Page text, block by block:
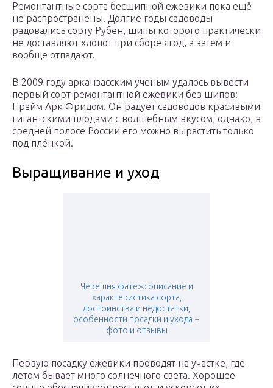
Ремонтантные сорта бесшипной ежевики пока ещё
не распространены. Долгие годы садоводы
радовались сорту Рубен, шипы которого практически
не доставляют хлопот при сборе ягод, а затем и
вообще отпадают.
В 2009 году арканзасским ученым удалось вывести
первый сорт ремонтантной ежевики без шипов:
Прайм Арк Фридом. Он радует садоводов красивыми
гигантскими плодами с волшебным вкусом, однако, в
средней полосе России его можно вырастить только
под плёнкой.
Выращивание и уход
Черешня фатеж: описание и
характеристика сорта,
достоинства и недостатки,
особенности посадки и ухода +
фото и отзывы
Первую посадку ежевики проводят на участке, где
летом бывает много солнечного света. Хорошее